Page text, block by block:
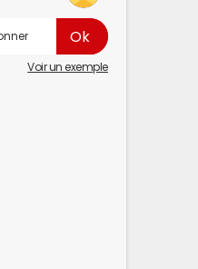
Voir un exemple